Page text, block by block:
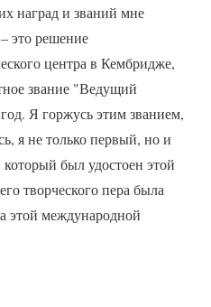
наград и званий мне
это решение
центра в Кембридже,
звание "Ведущий
Я горжусь этим званием,
я не только первый, но и
был удостоен этой
творческого пера была
этой международной